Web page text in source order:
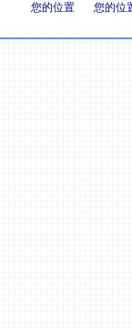
您的位置 您的位